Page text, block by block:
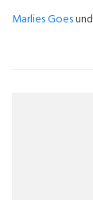
Marlies Goesund